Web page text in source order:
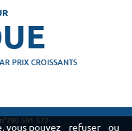
PRIX CROISSANTS
591 572
vous pouvez refuser ou